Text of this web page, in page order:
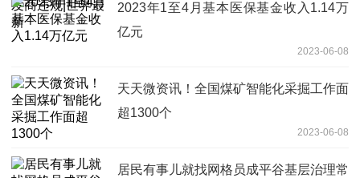
2023年1至4月基本医保基金收入1.14万
亿元
2023-06-08
天天微资讯！全国煤矿智能化采掘工作面
超1300个
2023-06-08
居民有事儿就找网格员成平谷基层治理常